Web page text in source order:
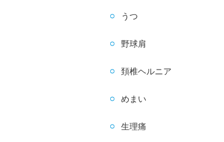
うつ
野球肩
頚椎ヘルニア
めまい
生理痛